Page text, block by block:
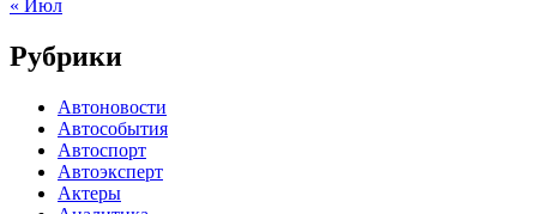
« Июл
Рубрики
Автоновости
Автособытия
Автоспорт
Автоэксперт
Актеры